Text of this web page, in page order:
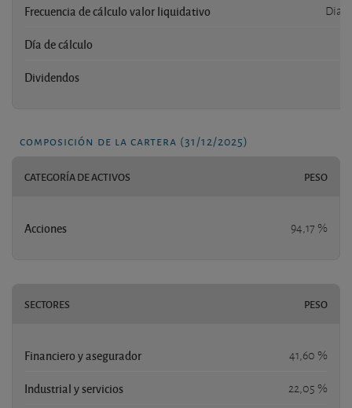
Frecuencia de cálculo valor liquidativo
Día de cálculo
Dividendos
composición de la cartera (31/12/2025)
CATEGORÍA DE ACTIVOS PESO
Acciones 94,17 %
SECTORES PESO
Financiero y asegurador 41,60 %
Industrial y servicios 22,05 %